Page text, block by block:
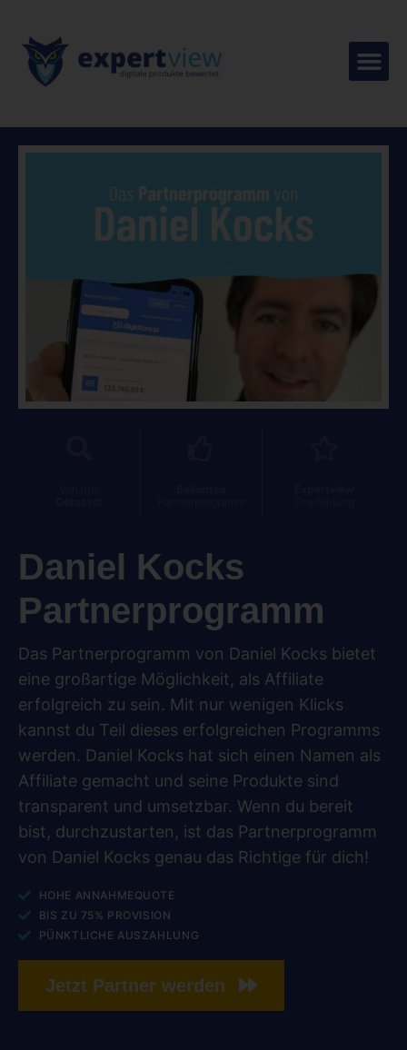
Daniel Kocks
Partnerprogramm
Das Partnerprogramm von Daniel Kocks bietet
eine großartige Möglichkeit, als Affiliate
erfolgreich zu sein. Mit nur wenigen Klicks
kannst du Teil dieses erfolgreichen Programms
werden. Daniel Kocks hat sich einen Namen als
Affiliate gemacht und seine Produkte sind
transparent und umsetzbar. Wenn du bereit
bist, durchzustarten, ist das Partnerprogramm
von Daniel Kocks genau das Richtige für dich!
HOHE ANNAHMEQUOTE
BIS ZU 75% PROVISION
PÜNKTLICHE AUSZAHLUNG
Jetzt Partner werden